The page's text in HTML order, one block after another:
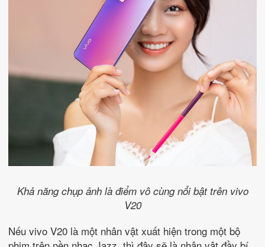
Khả năng chụp ảnh là điểm vô cùng nổi bật trên vivo
V20
Nếu vivo V20 là một nhân vật xuất hiện trong một bộ